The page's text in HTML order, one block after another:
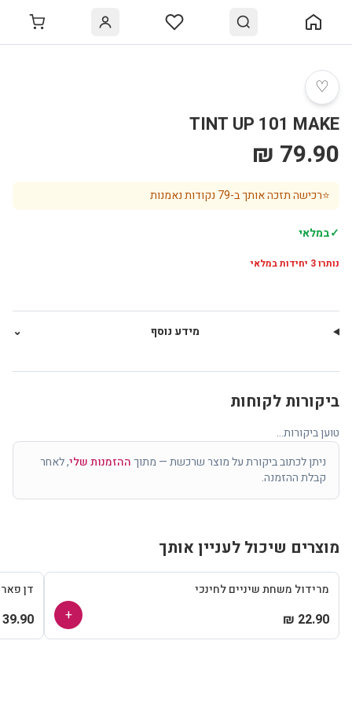
♡
TINT UP 101 MAKE
79.90 ₪
⭐רכישה תזכה אותך ב-79 נקודות נאמנות
✓במלאי
נותרו3 יחידות במלאי
מידע נוסף ⌄
ביקורות לקוחות
טוען ביקורות...
ניתן לכתוב ביקורת על מוצר שרכשת — מתוךההזמנות שלי, לאחר
קבלת ההזמנה.
מוצרים שיכול לעניין אותך
מרידול משחת שיניים לחינכי
22.90 ₪
+
דן
39.90 ₪